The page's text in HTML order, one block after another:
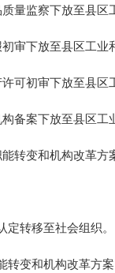
监察下放至县区
下放至县区工业
初审下放至县区
案下放至县区工
变和机构改革方
转移至社会组织。
变和机构改革方案